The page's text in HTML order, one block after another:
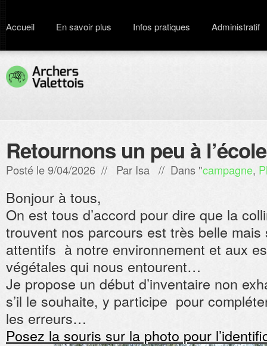
Accueil En savoir plus Infos pratiques Administratif
Retournons un peu à
Posté le 9/04/2026 // Par Isa // Dans "campagne,
Bonjour à tous,
On est tous d’accord pour dire que la
trouvent nos parcours est très belle mais
attentifs à notre environnement et aux
végétales qui nous entourent…
Je propose un début d’inventaire non
s’il le souhaite, y participe pour
les erreurs…
Posez la souris sur la photo pour